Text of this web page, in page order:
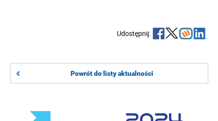
Udostępnij:
Powrót do listy aktualności